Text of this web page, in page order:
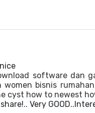
software dan
women bisnis
cyst how to newest
Very